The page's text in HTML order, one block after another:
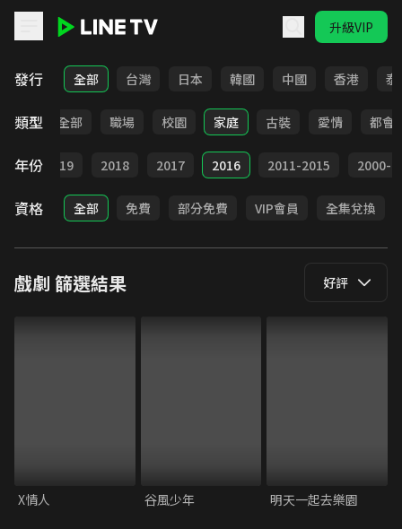
升級VIP
LINE TV - 戲劇
發行 全部 台灣 日本 韓國 中國 香港 泰
類型 全部 職場 校園 家庭 古裝 愛情 都會
年份 2019 2018 2017 2016 2011-2015 2000-
資格 全部 免費 部分免費 VIP會員 全集兌換
戲劇 篩選結果 好評
X情人 谷風少年 明天一起去樂園